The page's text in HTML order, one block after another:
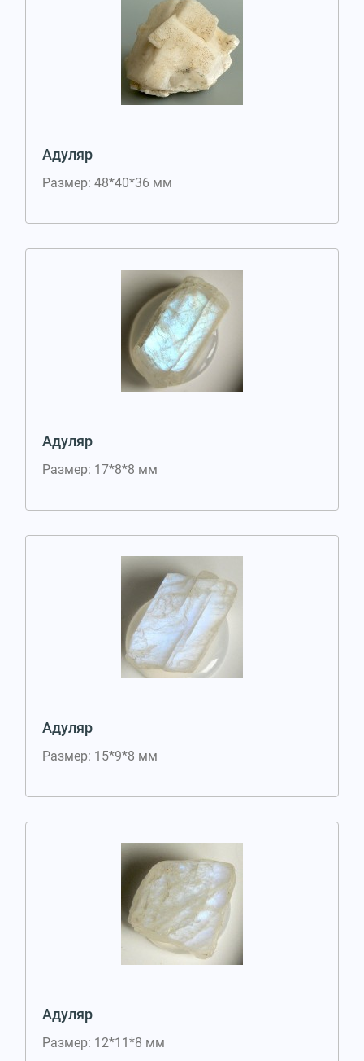
Адуляр
Размер: 48*40*36 мм
Адуляр
Размер: 17*8*8 мм
Адуляр
Размер: 15*9*8 мм
Адуляр
Размер: 12*11*8 мм